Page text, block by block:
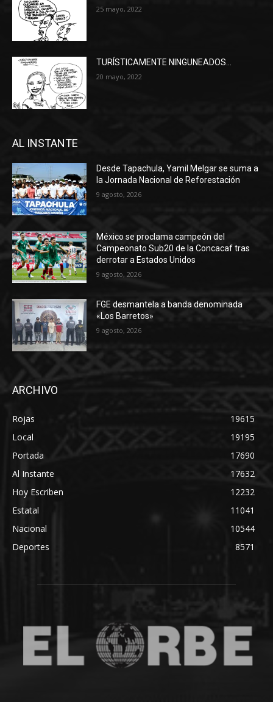
25 mayo, 2022
TURÍSTICAMENTE NINGUNEADOS…
20 mayo, 2022
AL INSTANTE
Desde Tapachula, Yamil Melgar se suma a
la Jornada Nacional de Reforestación
9 agosto, 2026
México se proclama campeón del
Campeonato Sub20 de la Concacaf tras
derrotar a Estados Unidos
9 agosto, 2026
FGE desmantela a banda denominada
«Los Barretos»
9 agosto, 2026
ARCHIVO
Rojas
19615
Local
19195
Portada
17690
Al Instante
17632
Hoy Escriben
12232
Estatal
11041
Nacional
10544
Deportes
8571